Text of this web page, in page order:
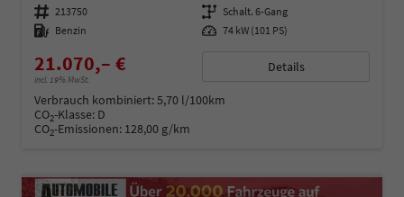
Fahrzeugnummer 213750 Getriebe Schalt. 6-Gang
Kraftstoff Benzin Leistung 74 kW (101 PS)
21.070,– €
incl. 19% MwSt.
Details
Verbrauch kombiniert:5,70 l/100km
CO2-Klasse: D
CO2-Emissionen: 128,00 g/km